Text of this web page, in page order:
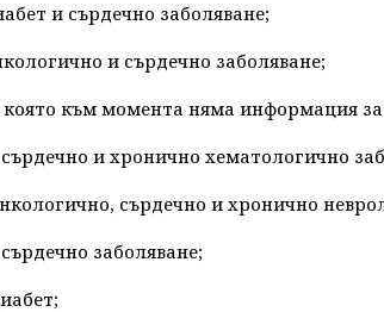
и сърдечно заболяване;
и сърдечно заболяване;
която към момента няма информация
и хронично хематологично
сърдечно и хронично
заболяване;